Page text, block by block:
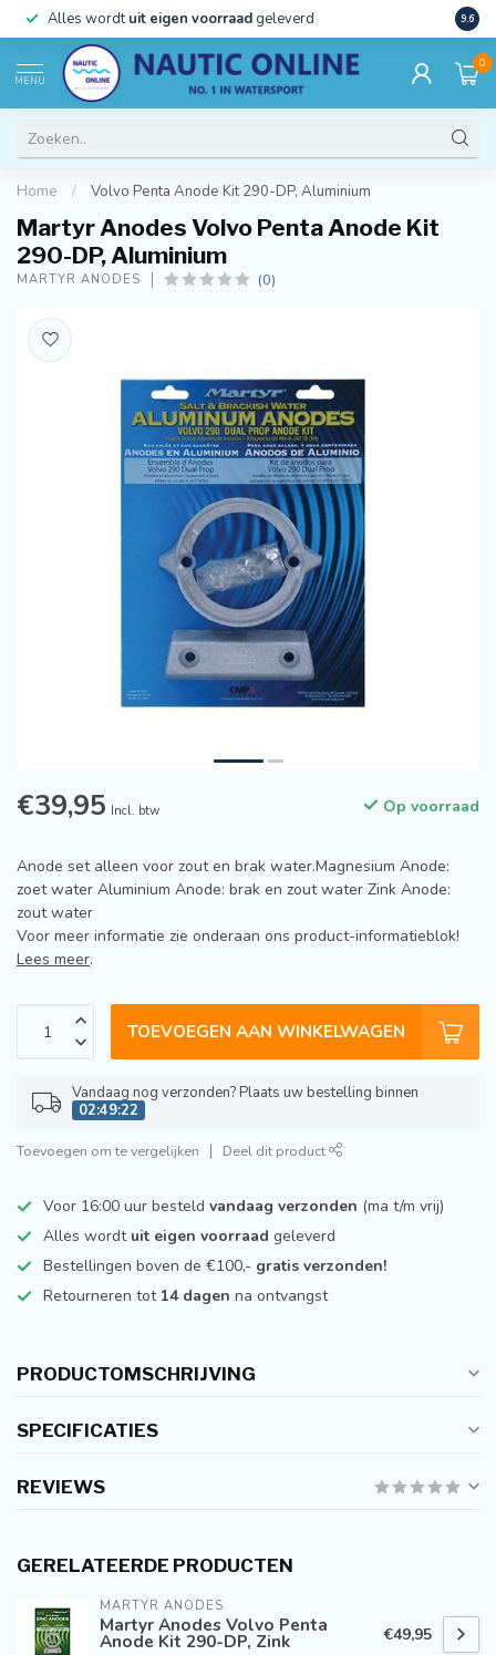
Alles wordtuit eigen voorraad geleverd 9.6
MENU
0
Home / Volvo Penta Anode Kit 290-DP, Aluminium
Martyr Anodes Volvo Penta Anode Kit
290-DP, Aluminium
MARTYR ANODES (0)
€39,95 Incl. btw Op voorraad
Anode set alleen voor zout en brak water.Magnesium Anode:
zoet water Aluminium Anode: brak en zout water Zink Anode:
zout water
Voor meer informatie zie onderaan ons product-informatieblok!
Lees meer.
TOEVOEGEN AAN WINKELWAGEN
Vandaag nog verzonden? Plaats uw bestelling binnen
02:49:22
Toevoegen om te vergelijken Deel dit product
Voor 16:00 uur besteld vandaag verzonden (ma t/m vrij)
Alles wordt uit eigen voorraad geleverd
Bestellingen boven de €100,- gratis verzonden!
Retourneren tot 14 dagen na ontvangst
PRODUCTOMSCHRIJVING
SPECIFICATIES
REVIEWS
GERELATEERDE PRODUCTEN
MARTYR ANODES
Martyr Anodes Volvo Penta
Anode Kit 290-DP, Zink €49,95